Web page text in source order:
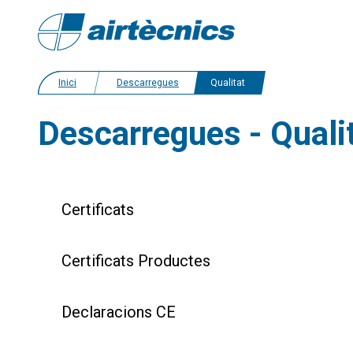
Inici Descarregues Qualitat
Descarregues -
Certificats
Certificats Productes
Declaracions CE